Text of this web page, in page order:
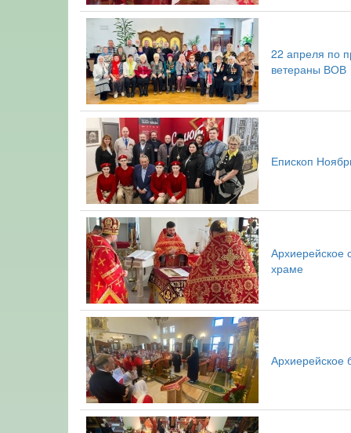
22 апреля по
ветераны ВОВ
Епископ
Архиерейское
храме
Архиерейское